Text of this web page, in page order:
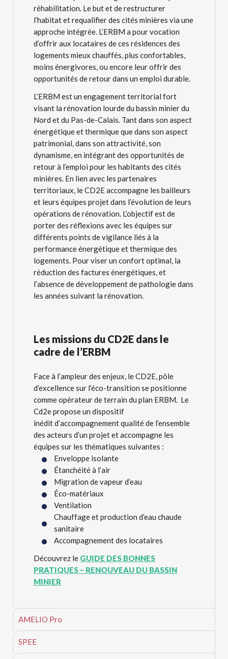
réhabilitation. Le but et de restructurer
l’habitat et requalifier des cités minières via une
approche intégrée. L’ERBM a pour vocation
d’offrir aux locataires de ces résidences des
logements mieux chauffés, plus confortables,
moins énergivores, ou encore leur offrir des
opportunités de retour dans un emploi durable.
L’ERBM est un engagement territorial fort
visant la rénovation lourde du bassin minier du
Nord et du Pas-de-Calais. Tant dans son aspect
énergétique et thermique que dans son aspect
patrimonial, dans son attractivité, son
dynamisme, en intégrant des opportunités de
retour à l’emploi pour les habitants des cités
minières. En lien avec les partenaires
territoriaux, le CD2E accompagne les bailleurs
et leurs équipes projet dans l’évolution de leurs
opérations de rénovation. L’objectif est de
porter des réflexions avec les équipes sur
différents points de vigilance liés à la
performance énergétique et thermique des
logements. Pour viser un confort optimal, la
réduction des factures énergétiques, et
l’absence de développement de pathologie dans
les années suivant la rénovation.
Les missions du CD2E dans le
cadre de l’ERBM
Face à l’ampleur des enjeux, le CD2E, pôle
d’excellence sur l’éco-transition se positionne
comme opérateur de terrain du plan ERBM. Le
Cd2e propose un dispositif
inédit d’accompagnement qualité de l’ensemble
des acteurs d’un projet et accompagne les
équipes sur les thématiques suivantes :
Enveloppe isolante
Étanchéité à l’air
Migration de vapeur d’eau
Éco-matériaux
Ventilation
Chauffage et production d’eau chaude
sanitaire
Accompagnement des locataires
Découvrez le GUIDE DES BONNES
PRATIQUES – RENOUVEAU DU BASSIN
MINIER
AMELIO Pro
SPEE